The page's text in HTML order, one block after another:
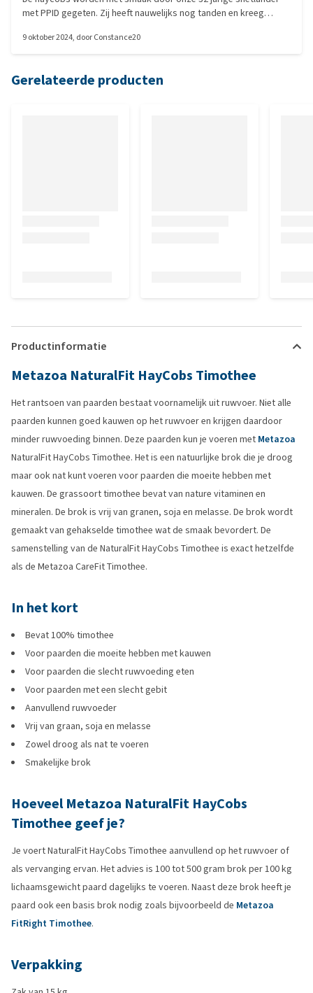
met PPID gegeten. Zij heeft nauwelijks nog tanden en kreeg
vrolijker en actiever geworden. De haycobs worden nat gevoerd.
9 oktober 2024, doorConstance20
Gerelateerde producten
Productinformatie
Metazoa NaturalFit HayCobs Timothee
Het rantsoen van paarden bestaat voornamelijk uit ruwvoer. Niet alle
paarden kunnen goed kauwen op het ruwvoer en krijgen daardoor
minder ruwvoeding binnen. Deze paarden kun je voeren met Metazoa
NaturalFit HayCobs Timothee. Het is een natuurlijke brok die je droog
maar ook nat kunt voeren voor paarden die moeite hebben met
kauwen. De grassoort timothee bevat van nature vitaminen en
mineralen. De brok is vrij van granen, soja en melasse. De brok wordt
gemaakt van gehakselde timothee wat de smaak bevordert. De
samenstelling van de NaturalFit HayCobs Timothee is exact hetzelfde
als de Metazoa CareFit Timothee.
In het kort
Bevat 100% timothee
Voor paarden die moeite hebben met kauwen
Voor paarden die slecht ruwvoeding eten
Voor paarden met een slecht gebit
Aanvullend ruwvoeder
Vrij van graan, soja en melasse
Zowel droog als nat te voeren
Smakelijke brok
Hoeveel Metazoa NaturalFit HayCobs
Timothee geef je?
Je voert NaturalFit HayCobs Timothee aanvullend op het ruwvoer of
als vervanging ervan. Het advies is 100 tot 500 gram brok per 100 kg
lichaamsgewicht paard dagelijks te voeren. Naast deze brok heeft je
paard ook een basis brok nodig zoals bijvoorbeeld de Metazoa
FitRight Timothee.
Verpakking